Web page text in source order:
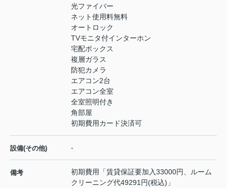
光ファイバー
ネット使用料無料
オートロック
TVモニタ付インターホン
宅配ボックス
複層ガラス
防犯カメラ
エアコン2台
エアコン全室
全室照明付き
角部屋
初期費用カード決済可
設備(その他) -
備考
初期費用「賃貸保証要加入33000円、ルーム
クリーニング代49291円(税込)」